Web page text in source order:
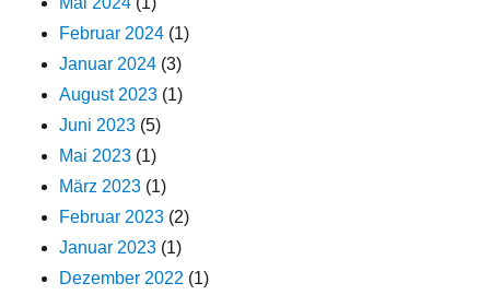
Februar 2024 (1)
Januar 2024 (3)
August 2023 (1)
Juni 2023 (5)
Mai 2023 (1)
März 2023 (1)
Februar 2023 (2)
Januar 2023 (1)
Dezember 2022 (1)